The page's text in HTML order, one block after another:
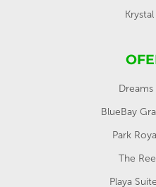
BlueBay
Park
The
Playa